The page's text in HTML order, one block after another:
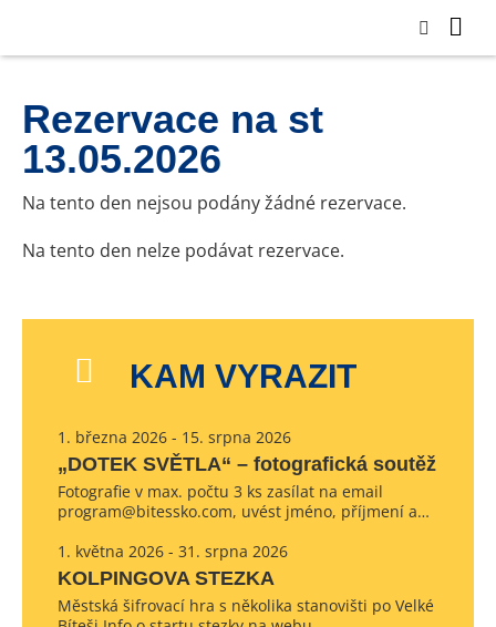
Rezervace na st
13.05.2026
Na tento den nejsou podány žádné rezervace.
Na tento den nelze podávat rezervace.
KAM VYRAZIT
1. března 2026 - 15. srpna 2026
„DOTEK SVĚTLA“ – fotografická soutěž
Fotografie v max. počtu 3 ks zasílat na email
program@bitessko.com, uvést jméno, příjmení a…
1. května 2026 - 31. srpna 2026
KOLPINGOVA STEZKA
Městská šifrovací hra s několika stanovišti po Velké